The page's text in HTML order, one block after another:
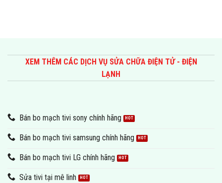
XEM THÊM CÁC DỊCH VỤ SỬA CHỮA ĐIỆN TỬ - ĐIỆN
LẠNH
Bán bo mạch tivi sony chính hãng
Bán bo mạch tivi samsung chính hãng
Bán bo mạch tivi LG chính hãng
Sửa tivi tại mê linh